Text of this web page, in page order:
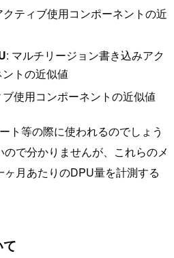
クティブ使用コンポーネントの近
: マルチリージョン書き込みアク
トの近似値
使用コンポーネントの近似値
ト等の際に使われるのでしょう
で分かりませんが、これらのメ
ヶ月あたりのDPU量を計測する